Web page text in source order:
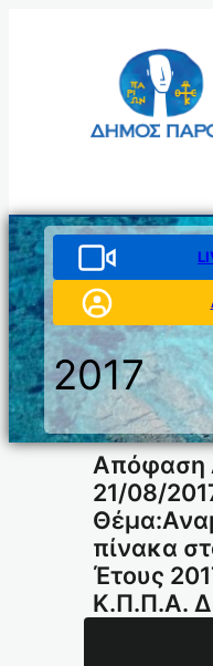
2017
Απόφαση
21/08/
πίνακα
Έτους
Κ.Π.Π.Α.